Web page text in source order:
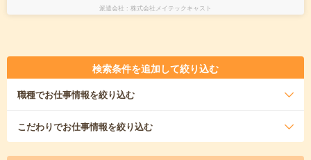
派遣会社 株式会社メイテックキャスト
検索条件を追加して絞り込む
職種でお仕事情報を絞り込む
こだわりでお仕事情報を絞り込む